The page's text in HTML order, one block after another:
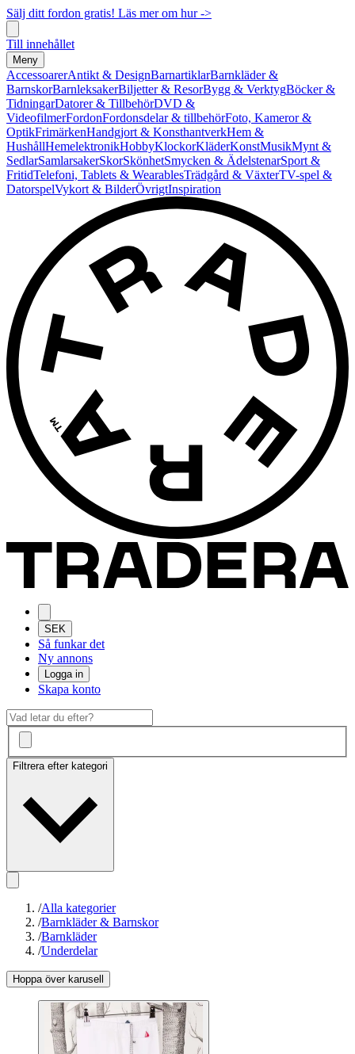
Sälj ditt fordon gratis! Läs mer om hur ->
Till innehållet
Meny
AccessoarerAntikt & DesignBarnartiklarBarnkläder &
BarnskorBarnleksakerBiljetter & ResorBygg & VerktygBöcker &
TidningarDatorer & TillbehörDVD &
VideofilmerFordonFordonsdelar & tillbehörFoto, Kameror &
OptikFrimärkenHandgjort & KonsthantverkHem &
HushållHemelektronikHobbyKlockorKläderKonstMusikMynt &
SedlarSamlarsakerSkorSkönhetSmycken & ÄdelstenarSport &
FritidTelefoni, Tablets & WearablesTrädgård & VäxterTV-spel &
DatorspelVykort & BilderÖvrigtInspiration
SEK
Så funkar det
Ny annons
Logga in
Skapa konto
Filtrera efter kategori
/Alla kategorier
/Barnkläder & Barnskor
/Barnkläder
/Underdelar
Hoppa över karusell